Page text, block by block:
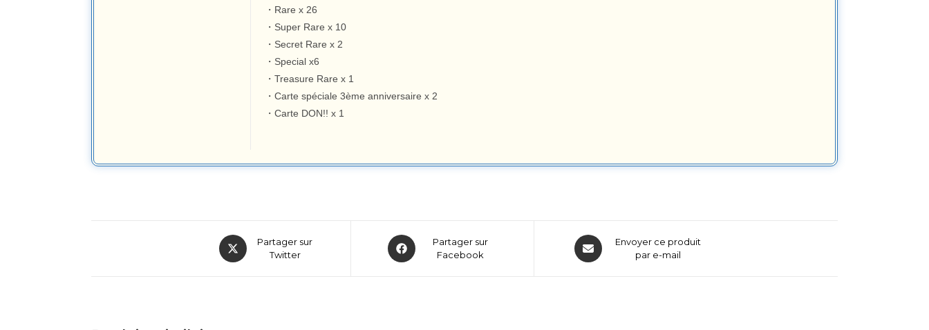
・Rare x 26
・Super Rare x 10
・Secret Rare x 2
・Special x6
・Treasure Rare x 1
・Carte spéciale 3ème anniversaire x 2
・Carte DON!! x 1
Partager sur
Twitter
Partager sur
Facebook
Envoyer ce produit
par e-mail